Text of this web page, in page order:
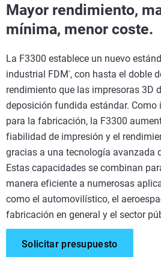
Mayor rendimiento,
mínima, menor coste.
La F3300 establece un nuevo
industrial FDM ® , con hasta el doble
rendimiento que las impresoras 3D
deposición fundida estándar. Como
para la fabricación, la F3300
fiabilidad de impresión y el
gracias a una tecnología avanzada
Estas capacidades se combinan
manera eficiente a numerosas
como el automovilístico, el
fabricación en general y el sector
Solicitar presupuesto